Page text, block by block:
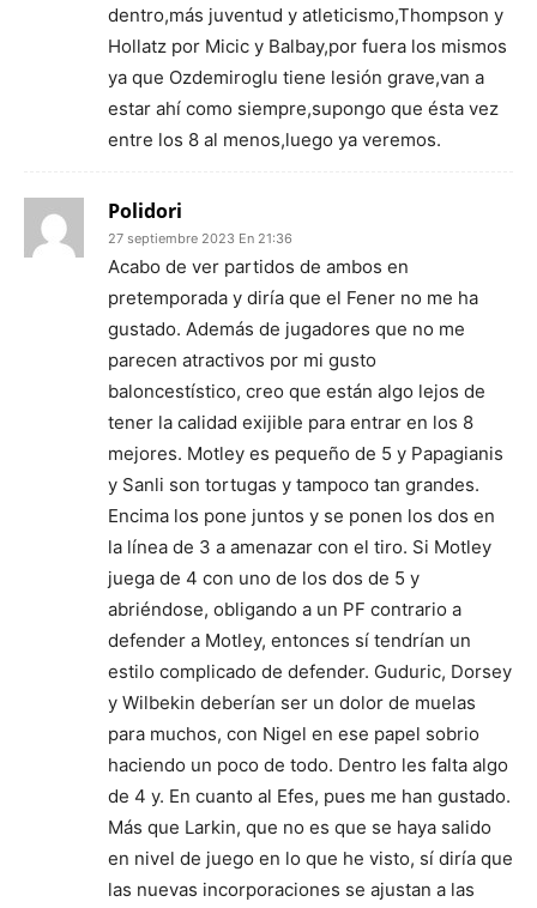
dentro,más juventud y atleticismo,Thompson y
Hollatz por Micic y Balbay,por fuera los mismos
ya que Ozdemiroglu tiene lesión grave,van a
estar ahí como siempre,supongo que ésta vez
entre los 8 al menos,luego ya veremos.
Polidori
27 septiembre 2023 En 21:36
Acabo de ver partidos de ambos en
pretemporada y diría que el Fener no me ha
gustado. Además de jugadores que no me
parecen atractivos por mi gusto
baloncestístico, creo que están algo lejos de
tener la calidad exijible para entrar en los 8
mejores. Motley es pequeño de 5 y Papagianis
y Sanli son tortugas y tampoco tan grandes.
Encima los pone juntos y se ponen los dos en
la línea de 3 a amenazar con el tiro. Si Motley
juega de 4 con uno de los dos de 5 y
abriéndose, obligando a un PF contrario a
defender a Motley, entonces sí tendrían un
estilo complicado de defender. Guduric, Dorsey
y Wilbekin deberían ser un dolor de muelas
para muchos, con Nigel en ese papel sobrio
haciendo un poco de todo. Dentro les falta algo
de 4 y. En cuanto al Efes, pues me han gustado.
Más que Larkin, que no es que se haya salido
en nivel de juego en lo que he visto, sí diría que
las nuevas incorporaciones se ajustan a las